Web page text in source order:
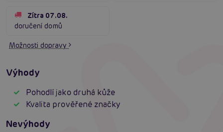
Zítra 07.08.
doručení domů
Možnosti dopravy
Výhody
Pohodlí jako druhá kůže
Kvalita prověřené značky
Nevýhody